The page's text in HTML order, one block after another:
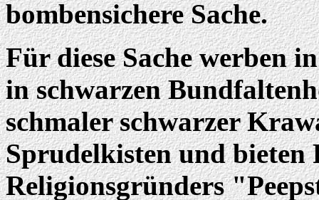
bombensichere Sache.
Für diese Sache werben
in schwarzen
schmaler schwarzer
Sprudelkisten und bieten
Religionsgründers